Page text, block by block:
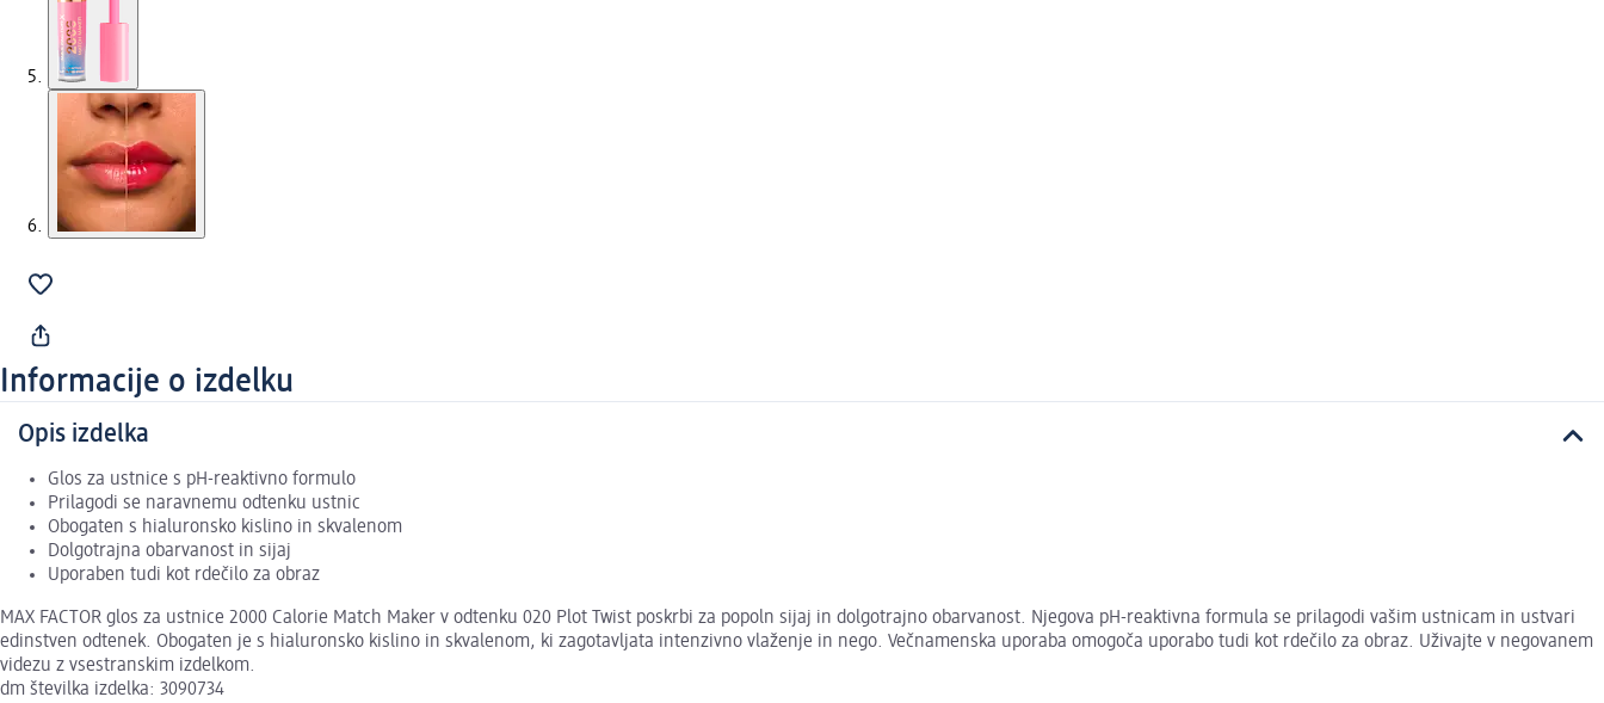
Informacije o izdelku
Opis izdelka
Glos za ustnice s pH-reaktivno formulo
Prilagodi se naravnemu odtenku ustnic
Obogaten s hialuronsko kislino in skvalenom
Dolgotrajna obarvanost in sijaj
Uporaben tudi kot rdečilo za obraz
MAX FACTOR glos za ustnice 2000 Calorie Match Maker v odtenku 020 Plot Twist poskrbi za popoln sijaj in dolgotrajno obarvanost. Njegova pH-reaktivna formula se prilagodi vašim ustnicam in ustvari
edinstven odtenek. Obogaten je s hialuronsko kislino in skvalenom, ki zagotavljata intenzivno vlaženje in nego. Večnamenska uporaba omogoča uporabo tudi kot rdečilo za obraz. Uživajte v negovanem
videzu z vsestranskim izdelkom.
dm številka izdelka: 3090734